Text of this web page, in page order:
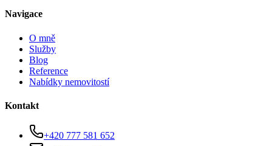
Navigace
O mně
Služby
Blog
Reference
Nabídky nemovitostí
Kontakt
+420 777 581 652